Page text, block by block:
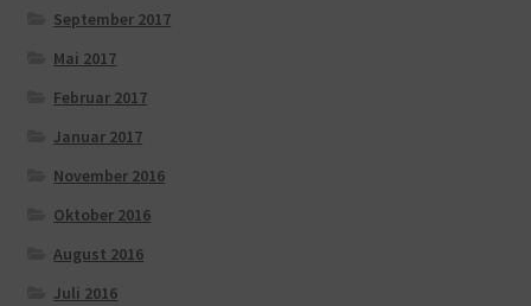
September 2017
Mai 2017
Februar 2017
Januar 2017
November 2016
Oktober 2016
August 2016
Juli 2016